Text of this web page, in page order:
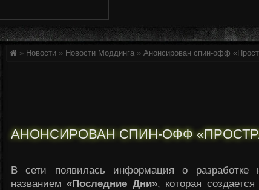
» Новости » Новости Моддинга » Анонсирован спин-офф
АНОНСИРОВАН СПИН-ОФФ
В сети появилась информация о
названием«Последние Дни», которая